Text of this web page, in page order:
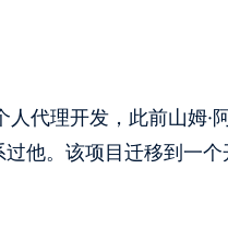
人代理开发，此前山姆·
他。该项目迁移到一